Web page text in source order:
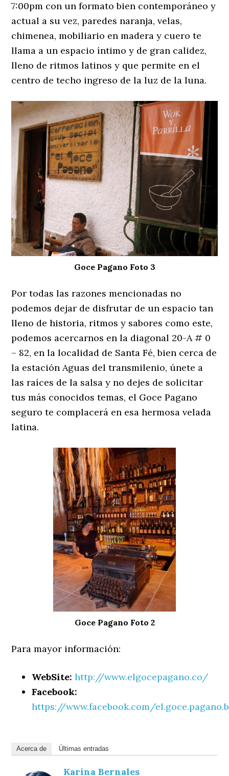
7:00pm con un formato bien contemporáneo y
actual a su vez, paredes naranja, velas,
chimenea, mobiliario en madera y cuero te
llama a un espacio íntimo y de gran calidez,
lleno de ritmos latinos y que permite en el
centro de techo ingreso de la luz de la luna.
Goce Pagano Foto 3
Por todas las razones mencionadas no
podemos dejar de disfrutar de un espacio tan
lleno de historia, ritmos y sabores como este,
podemos acercarnos en la diagonal 20-A # 0
– 82, en la localidad de Santa Fé, bien cerca de
la estación Aguas del transmilenio, únete a
las raíces de la salsa y no dejes de solicitar
tus más conocidos temas, el Goce Pagano
seguro te complacerá en esa hermosa velada
latina.
Goce Pagano Foto 2
Para mayor información:
WebSite: http://www.elgocepagano.co/
Facebook:
https://www.facebook.com/
Acerca de Últimas entradas
Karina Bernales